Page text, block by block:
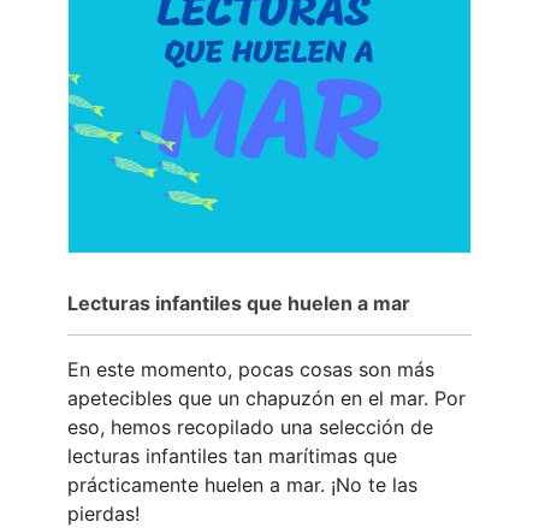
Lecturas infantiles que huelen a mar
En este momento, pocas cosas son más
apetecibles que un chapuzón en el mar. Por
eso, hemos recopilado una selección de
lecturas infantiles tan marítimas que
prácticamente huelen a mar. ¡No te las
pierdas!